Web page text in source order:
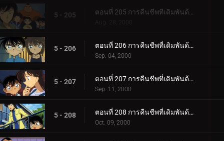
5 - 205 ตอนที่ 205 การคืนชีพทีเดิมพันด้วยชีวิต (ทางเลือกที่ 3)
Aug. 28, 2000
5 - 206 ตอนที่ 206 การคืนชีพที่เดิมพันด้วยชีวิต (อัศวินชุดดำ)
Sep. 04, 2000
5 - 207 ตอนที่ 207 การคืนชีพที่เดิมพันด้วยชีวิต (ชินอิจิที่กลับมา)
Sep. 11, 2000
5 - 208 ตอนที่ 208 การคืนชีพที่เดิมพันด้วยชีวิต (สถานที่แห่งคำมั่นสัญญา)
Oct. 09, 2000